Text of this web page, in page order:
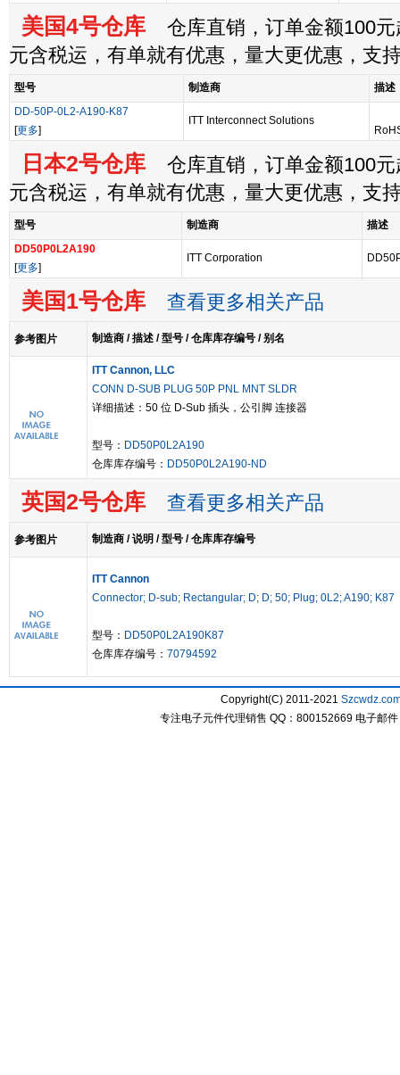
美国4号仓库 仓库直销，订单金额100元
元含税运，有单就有优惠，量大更优惠，支
型号 制造商
描述
DD-50P-0L2-A190-K87
[更多]
ITT Interconnect Solutions
日本2号仓库 仓库直销，订单金额100元
元含税运，有单就有优惠，量大更优惠，支
型号 制造商
描述
DD50P0L2A190
[更多]
ITT Corporation
美国1号仓库 查看更多相关产品
参考图片 制造商 / 描述 / 型号 / 仓库库存编号 / 别名
ITT Cannon, LLC
CONN D-SUB PLUG 50P PNL MNT SLDR
详细描述：50 位 D-Sub 插头，公引脚 连接器
型号： DD50P0L2A190
仓库库存编号： DD50P0L2A190-ND
英国2号仓库 查看更多相关产品
参考图片 制造商 / 说明 / 型号 / 仓库库存编号
ITT Cannon
Connector; D-sub; Rectangular; D; D; 50; Plug; 0L2; A190; K87
型号： DD50P0L2A190K87
仓库库存编号： 70794592
Copyright(C) 2011-2021
专注电子元件代理销售 QQ：800152669 电子邮